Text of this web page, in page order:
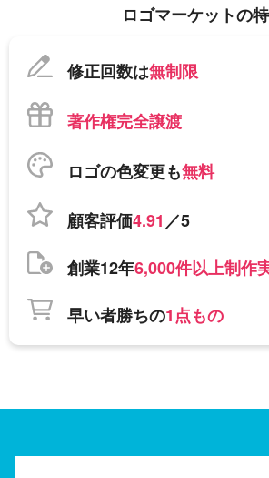
ロゴマーケットの
修正回数は無制限
著作権完全譲渡
ロゴの色変更も無料
顧客評価4.91／5
創業12年6,000件以上制作
早い者勝ちの1点もの